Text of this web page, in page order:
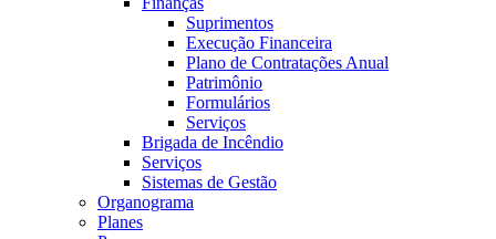
Suprimentos
Execução Financeira
Plano de Contratações Anual
Patrimônio
Formulários
Serviços
Brigada de Incêndio
Serviços
Sistemas de Gestão
Organograma
Planes